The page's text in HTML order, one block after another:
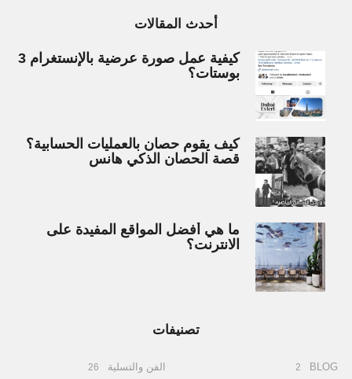
أحدث المقالات
كيفية عمل صورة عرضية بالإنستغرام 3
بوستات؟
كيف يقوم حصان بالعمليات الحسابية؟
قصة الحصان الذكي هانس
ما هي أفضل المواقع المفيدة على
الانترنت؟
تصنيفات
BLOG
2 الفن والتسلية 26